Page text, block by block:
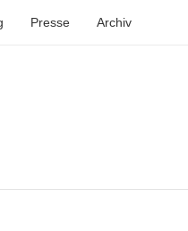
Presse Archiv